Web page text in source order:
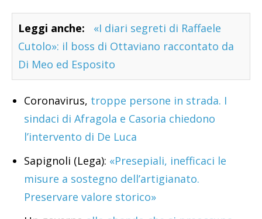
Leggi anche:
«I diari segreti di Raffaele
Cutolo»: il boss di Ottaviano raccontato da
Di Meo ed Esposito
Coronavirus, troppe persone in strada. I
sindaci di Afragola e Casoria chiedono
l’intervento di De Luca
Sapignoli (Lega): «Presepiali, inefficaci le
misure a sostegno dell’artigianato.
Preservare valore storico»